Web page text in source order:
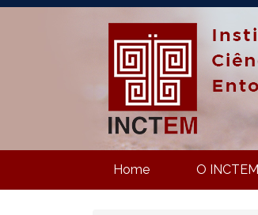
Home O INCTEM